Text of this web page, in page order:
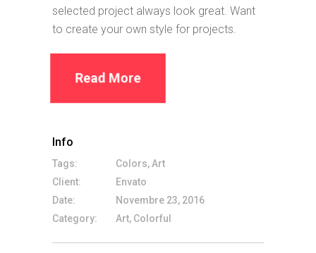
selected project always look great. Want
to create your own style for projects.
Read More
Info
Tags:
Colors, Art
Client:
Envato
Date:
Novembre 23, 2016
Category:
Art, Colorful